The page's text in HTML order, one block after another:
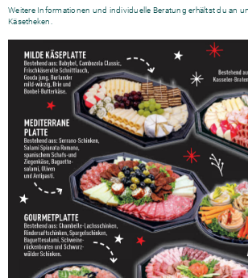
Weitere Informationen und individuelle Beratung erhältst du an
Käsetheken.